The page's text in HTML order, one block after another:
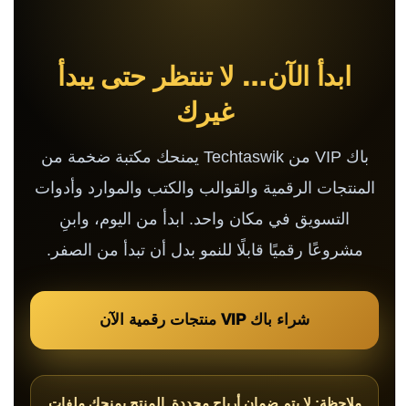
ابدأ الآن… لا تنتظر حتى يبدأ
غيرك
باك VIP من Techtaswik يمنحك مكتبة ضخمة من
المنتجات الرقمية والقوالب والكتب والموارد وأدوات
التسويق في مكان واحد. ابدأ من اليوم، وابنِ
مشروعًا رقميًا قابلًا للنمو بدل أن تبدأ من الصفر.
شراء باك VIP منتجات رقمية الآن
ملاحظة: لا يتم ضمان أرباح محددة. المنتج يمنحك ملفات